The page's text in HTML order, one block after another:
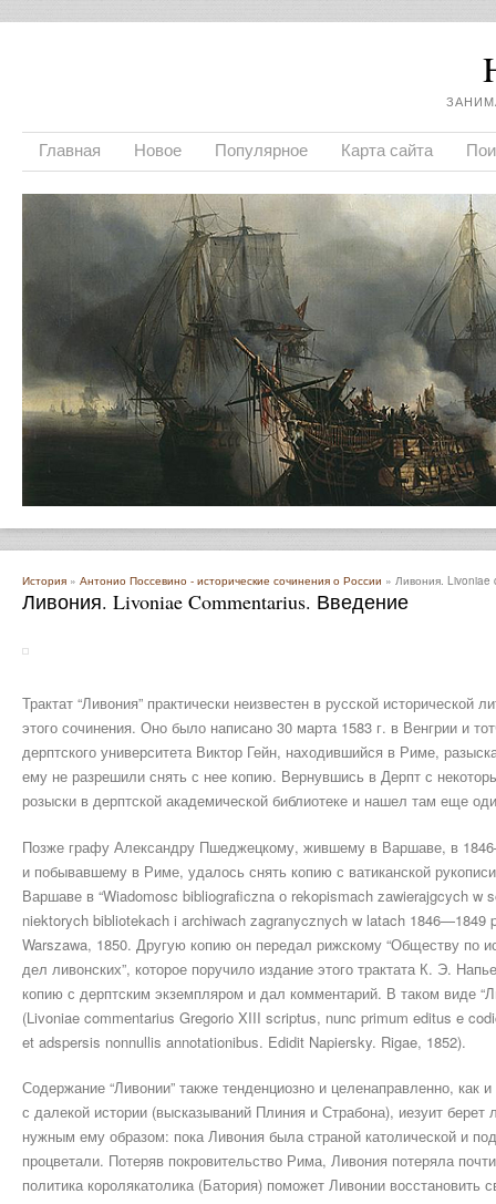
Главная Новое Популярное Карта сайта
История » Антонио Поссевино - исторические сочинения о России » Ливония. Livoniae
Ливония. Livoniae Commentarius. Введение
Трактат “Ливония” практически неизвестен в русской исторической
этого сочинения. Оно было написано 30 марта 1583 г. в Венгрии и
дерптского университета Виктор Гейн, находившийся в Риме,
ему не разрешили снять с нее копию. Вернувшись в Дерпт с
розыски в дерптской академической библиотеке и нашел там еще
Позже графу Александру Пшеджецкому, жившему в Варшаве, в
и побывавшему в Риме, удалось снять копию с ватиканской
Варшаве в “Wiadomosc bibliograficzna о rekopismach zawierajgcych w
niektorych bibliotekach i archiwach zagranycznych w latach 1846—1849
Warszawa, 1850. Другую копию он передал рижскому “Обществу по
дел ливонских”, которое поручило издание этого трактата К. Э.
копию с дерптским экземпляром и дал комментарий. В таком виде
(Livoniae commentarius Gregorio XIII scriptus, nunc primum editus e
et adspersis nonnullis annotationibus. Edidit Napiersky. Rigae, 1852).
Содержание “Ливонии” также тенденциозно и целенаправленно, как
с далекой истории (высказываний Плиния и Страбона), иезуит
нужным ему образом: пока Ливония была страной католической и
процветали. Потеряв покровительство Рима, Ливония потеряла
политика королякатолика (Батория) поможет Ливонии восстановить